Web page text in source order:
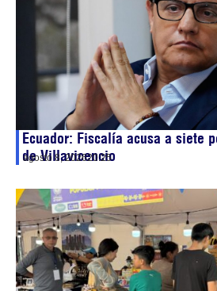
Ecuador: Fiscalía acusa a siete
de Villavicencio
agosto 8, 202620:25